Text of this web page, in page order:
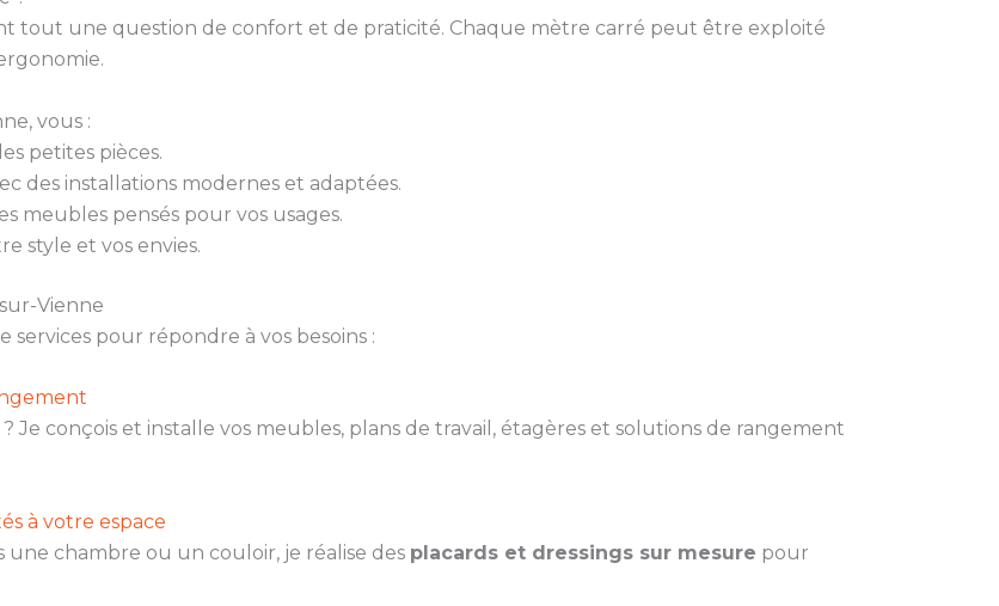
tout une question de confort et de praticité. Chaque mètre carré peut être exploité
vous :
petites pièces.
des installations modernes et adaptées.
meubles pensés pour vos usages.
style et vos envies.
Vienne
pour répondre à vos besoins :
? Je conçois et installe vos meubles, plans de travail, étagères et solutions de rangement
à votre espace
une chambre ou un couloir, je réalise des placards et dressings sur mesure pour